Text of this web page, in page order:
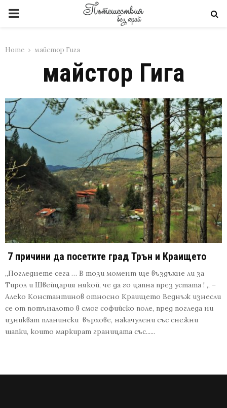
PRIMARY
Home майстор Гига
майстор Гига
7 причини да посетите град Трън и Краището
„Погледнете сега … В този момент ще въздъхне ли за
Тирол и Швейцария някой, че да го цапна през устата ! „ –
Алеко Константинов относно Краището Веднъж изнесли
се от потъналото в смог софийско поле, пред погледа ни
изникват планински върхове, накачулени със снежни
шапки, които маркират границата със......